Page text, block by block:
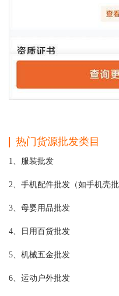
热门货源批发类目
1、服装批发
2、手机配件批发（如手机壳批
3、母婴用品批发
4、日用百货批发
5、机械五金批发
6、运动户外批发